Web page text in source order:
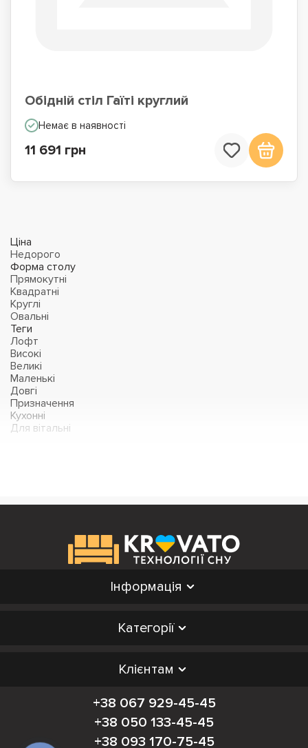
Обідній стіл Гаїті круглий
Немає в наявності
11 691 грн
Ціна
Недорого
Форма столу
Прямокутні
Квадратні
Круглі
Овальні
Теги
Лофт
Високі
Великі
Маленькі
Довгі
Призначення
Кухонні
Для вітальні
Інформація
Категорії
Клієнтам
+38 067 929-45-45
+38 050 133-45-45
+38 093 170-75-45